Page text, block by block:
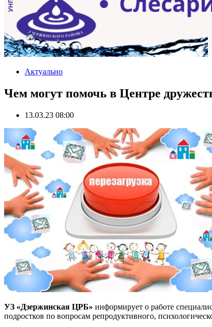
Актуально
Чем могут помочь в Центре
13.03.23 08:00
УЗ «Дзержинская ЦРБ» информирует о работе
подростков по вопросам репродуктивного,